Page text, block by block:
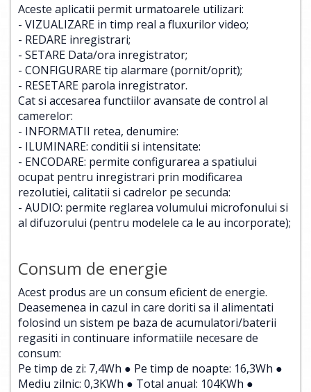
Aceste aplicatii permit urmatoarele utilizari:
- VIZUALIZARE in timp real a fluxurilor video;
- REDARE inregistrari;
- SETARE Data/ora inregistrator;
- CONFIGURARE tip alarmare (pornit/oprit);
- RESETARE parola inregistrator.
Cat si accesarea functiilor avansate de control al
camerelor:
- INFORMATII retea, denumire:
- ILUMINARE: conditii si intensitate:
- ENCODARE: permite configurarea a spatiului
ocupat pentru inregistrari prin modificarea
rezolutiei, calitatii si cadrelor pe secunda:
- AUDIO: permite reglarea volumului microfonului si
al difuzorului (pentru modelele ca le au incorporate);
Consum de energie
Acest produs are un consum eficient de energie.
Deasemenea in cazul in care doriti sa il alimentati
folosind un sistem pe baza de acumulatori/baterii
regasiti in continuare informatiile necesare de
consum:
Pe timp de zi: 7,4Wh ● Pe timp de noapte: 16,3Wh ●
Mediu zilnic: 0,3KWh ● Total anual: 104KWh ●